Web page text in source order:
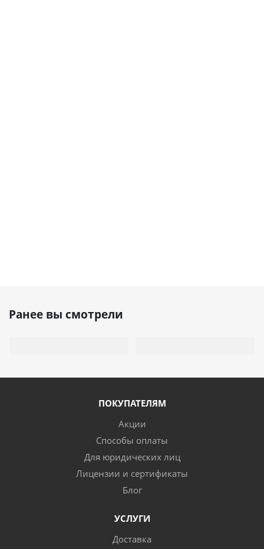
Ранее вы смотрели
ПОКУПАТЕЛЯМ
Акции
Способы оплаты
Для юридических лиц
Лицензии и сертификаты
Блог
УСЛУГИ
Доставка